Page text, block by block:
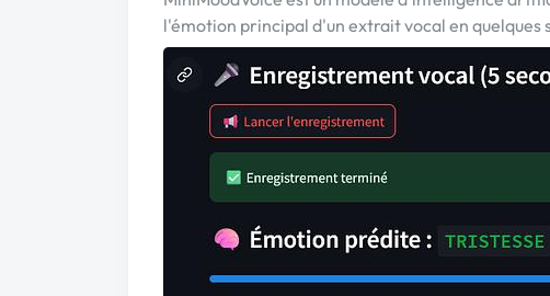
l'émotion principal d'un extrait vocal en quelques